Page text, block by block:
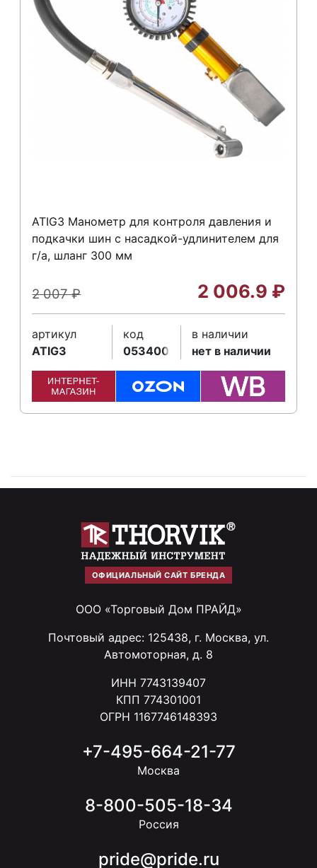
ATIG3 Манометр для контроля давления и
подкачки шин с насадкой-удлинителем для
г/а, шланг 300 мм
2 007₽ 2 006.9 ₽
артикул
ATIG3
код
053400
в наличии
нет в наличии
ОФИЦИАЛЬНЫЙ САЙТ БРЕНДА
ООО «Торговый Дом ПРАЙД»
Почтовый адрес: 125438, г. Москва, ул.
Автомоторная, д. 8
ИНН 7743139407
КПП 774301001
ОГРН 1167746148393
+7-495-664-21-77
Москва
8-800-505-18-34
Россия
pride@pride.ru